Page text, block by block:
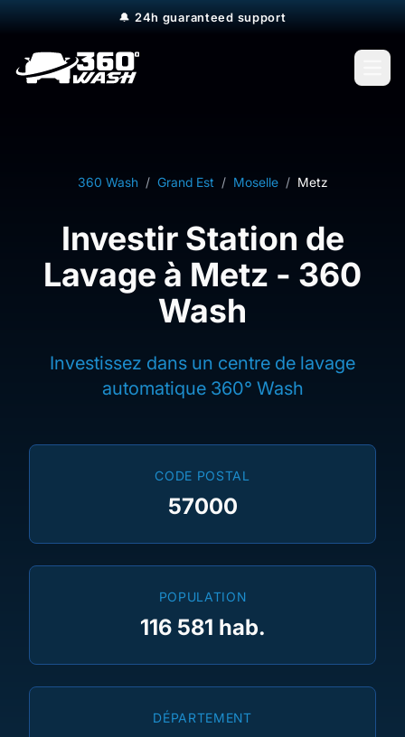
🔔 24h guaranteed support
360 Wash / Grand Est / Moselle / Metz
Investir Station de
Lavage à Metz - 360
Wash
Investissez dans un centre de lavage
automatique 360° Wash
CODE POSTAL
57000
POPULATION
116 581 hab.
DÉPARTEMENT